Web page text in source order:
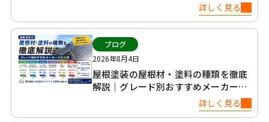
詳しく見る
ブログ
2026年8月4日
屋根塗装の屋根材・塗料の種類を徹底
解説｜グレード別おすすめメーカー6
詳しく見る